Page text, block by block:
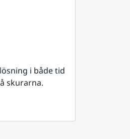
i både tid
skurarna.